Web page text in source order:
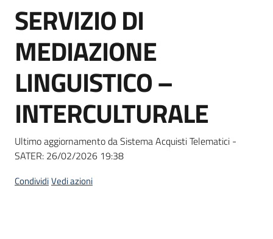
Bandi
e
di
Supporto
Piattaforme
telematiche
Salta al contenuto
SERVIZIO DI
MEDIAZIONE
LINGUISTICO –
INTERCULTURALE
Ultimo aggiornamento da Sistema Acquisti Telematici -
SATER: 26/02/2026 19:38
CondividiVedi azioni